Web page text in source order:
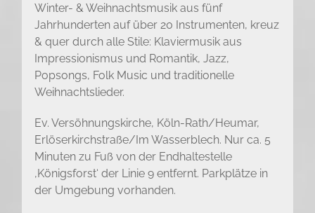
Winter- & Weihnachtsmusik aus fünf
Jahrhunderten auf über 20 Instrumenten, kreuz
& quer durch alle Stile: Klaviermusik aus
Impressionismus und Romantik, Jazz,
Popsongs, Folk Music und traditionelle
Weihnachtslieder.
Ev. Versöhnungskirche, Köln-Rath/Heumar,
Erlöserkirchstraße/Im Wasserblech. Nur ca. 5
Minuten zu Fuß von der Endhaltestelle
‚Königsforst‘ der Linie 9 entfernt. Parkplätze in
der Umgebung vorhanden.